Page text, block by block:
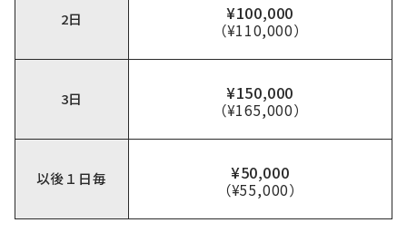
2日 ¥100,000
（¥110,000）
3日 ¥150,000
（¥165,000）
以後１日毎 ¥50,000
（¥55,000）